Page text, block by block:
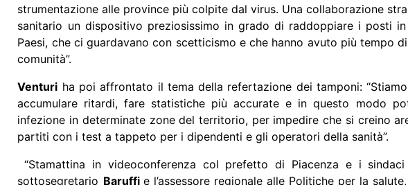
strumentazione alle province più colpite dal virus. Una collaborazione
sanitario un dispositivo preziosissimo in grado di raddoppiare i posti
Paesi, che ci guardavano con scetticismo e che hanno avuto più tempo
comunità”.
Venturi ha poi affrontato il tema della refertazione dei tamponi:
accumulare ritardi, fare statistiche più accurate e in questo modo
infezione in determinate zone del territorio, per impedire che si creino
partiti con i test a tappeto per i dipendenti e gli operatori della sanità”.
“Stamattina in videoconferenza col prefetto di Piacenza e i
sottosegretario Baruffi e l’assessore regionale alle Politiche per la salute,